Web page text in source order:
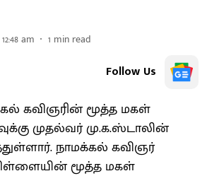
am 1 min read
Follow Us
கவிஞரின் மூத்த மகள்
முதல்வர் மு.க.ஸ்டாலின்
நாமக்கல் கவிஞர்
மூத்த மகள்